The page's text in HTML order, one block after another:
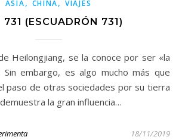
ASIA, CHINA,VIAJES
731 (ESCUADRÓN 731)
Sin embargo, es algo mucho más que
paso de otras sociedades por su tierra
la gran influencia…
18/11/2019